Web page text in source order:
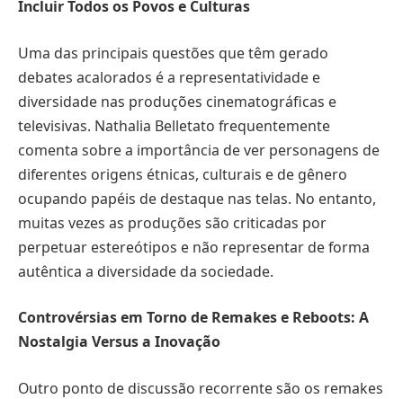
Incluir Todos os Povos e Culturas
Uma das principais questões que têm gerado
debates acalorados é a representatividade e
diversidade nas produções cinematográficas e
televisivas. Nathalia Belletato frequentemente
comenta sobre a importância de ver personagens de
diferentes origens étnicas, culturais e de gênero
ocupando papéis de destaque nas telas. No entanto,
muitas vezes as produções são criticadas por
perpetuar estereótipos e não representar de forma
autêntica a diversidade da sociedade.
Controvérsias em Torno de Remakes e Reboots: A
Nostalgia Versus a Inovação
Outro ponto de discussão recorrente são os remakes